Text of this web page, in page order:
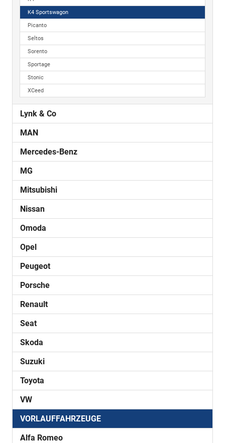
K4 Sportswagon
Picanto
Seltos
Sorento
Sportage
Stonic
XCeed
Lynk & Co
MAN
Mercedes-Benz
MG
Mitsubishi
Nissan
Omoda
Opel
Peugeot
Porsche
Renault
Seat
Skoda
Suzuki
Toyota
VW
VORLAUFFAHRZEUGE
Alfa Romeo